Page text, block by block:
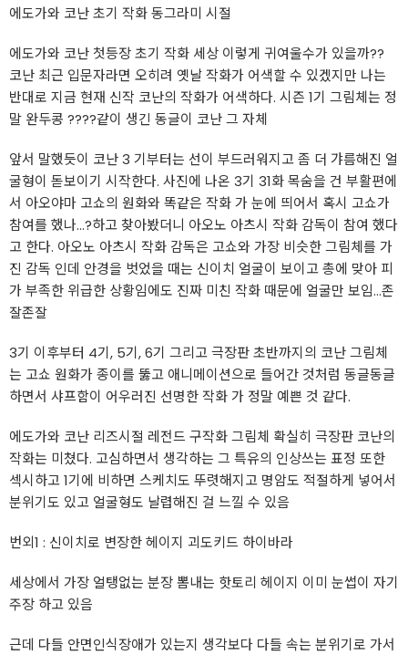
에도가와 코난 초기 작화 동그라미 시절
에도가와 코난 첫등장 초기 작화 세상 이렇게 귀여울수가 있을까??
코난 최근 입문자라면 오히려 옛날 작화가 어색할 수 있겠지만 나는
반대로 지금 현재 신작 코난의 작화가 어색하다. 시즌 1기 그림체는 정
말 완두콩 ????같이 생긴 동글이 코난 그 자체
앞서 말했듯이 코난 3 기부터는 선이 부드러워지고 좀 더 갸름해진 얼
굴형이 돋보이기 시작한다. 사진에 나온 3기 31화 목숨을 건 부활편에
서 아오야마 고쇼의 원화와 똑같은 작화 가 눈에 띄어서 혹시 고쇼가
참여를 했나...?하고 찾아봤더니 아오노 아츠시 작화 감독이 참여 했다
고 한다. 아오노 아츠시 작화 감독은 고쇼와 가장 비슷한 그림체를 가
진 감독 인데 안경을 벗었을 때는 신이치 얼굴이 보이고 총에 맞아 피
가 부족한 위급한 상황임에도 진짜 미친 작화 때문에 얼굴만 보임...존
잘존잘
3기 이후부터 4기, 5기, 6기 그리고 극장판 초반까지의 코난 그림체
는 고쇼 원화가 종이를 뚫고 애니메이션으로 들어간 것처럼 동글동글
하면서 샤프함이 어우러진 선명한 작화 가 정말 예쁜 것 같다.
에도가와 코난 리즈시절 레전드 구작화 그림체 확실히 극장판 코난의
작화는 미쳤다. 고심하면서 생각하는 그 특유의 인상쓰는 표정 또한
섹시하고 1기에 비하면 스케치도 뚜렷해지고 명암도 적절하게 넣어서
분위기도 있고 얼굴형도 날렵해진 걸 느낄 수 있음
번외1 : 신이치로 변장한 헤이지 괴도키드 하이바라
세상에서 가장 얼탱없는 분장 뽐내는 핫토리 헤이지 이미 눈썹이 자기
주장 하고 있음
근데 다들 안면인식장애가 있는지 생각보다 다들 속는 분위기로 가서